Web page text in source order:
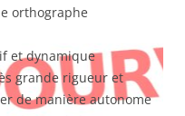
orthographe
et dynamique
grande rigueur et
de manière autonome